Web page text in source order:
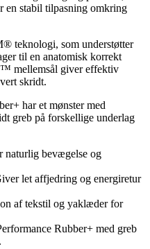
en stabil tilpasning omkring
teknologi, som understøtter
til en anatomisk korrekt
mellemsål giver effektiv
skridt.
har et mønster med
greb på forskellige underlag
naturlig bevægelse og
let affjedring og energiretur
af tekstil og yaklæder for
Rubber+ med greb